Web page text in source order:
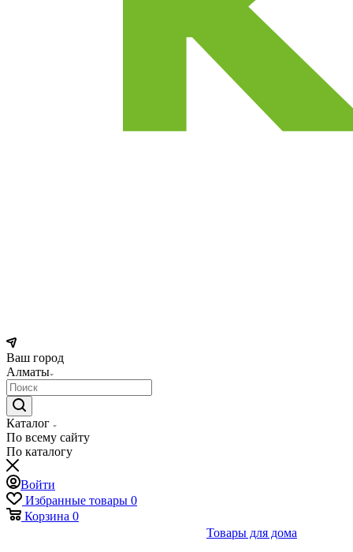
Ваш город
Алматы
Каталог
По всему сайту
По каталогу
Войти
Избранные товары 0
Корзина 0
Товары для дома